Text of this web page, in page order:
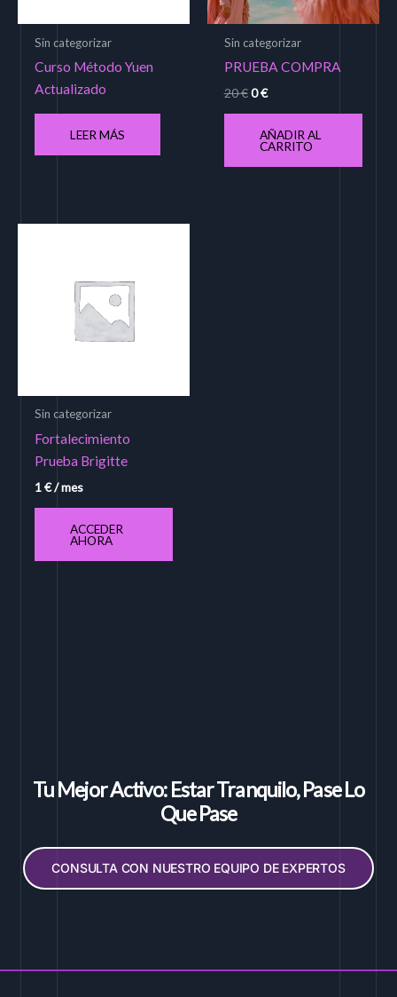
Sin categorizar
Curso Método Yuen
Actualizado
LEER MÁS
Sin categorizar
PRUEBA COMPRA
20€ 0€
AÑADIR AL
CARRITO
Sin categorizar
Fortalecimiento
Prueba Brigitte
1€ / mes
ACCEDER
AHORA
Tu Mejor Activo: Estar Tranquilo, Pase Lo
Que Pase
CONSULTA CON NUESTRO EQUIPO DE EXPERTOS